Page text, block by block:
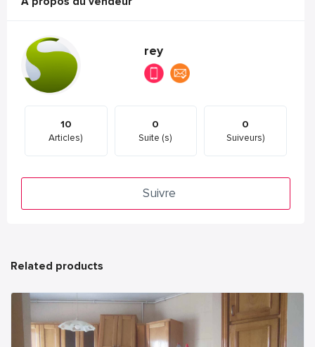
rey
10
Articles)
0
Suite (s)
0
Suiveurs)
Suivre
Related products